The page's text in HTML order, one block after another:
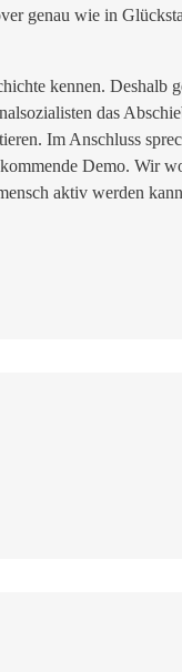
genau wie in
kennen. Deshalb
das
Im Anschluss
Demo. Wir
aktiv werden